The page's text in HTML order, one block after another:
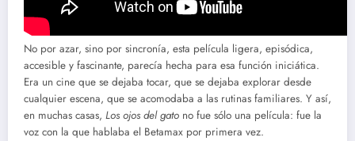
No por azar, sino por sincronía, esta película ligera, episódica,
accesible y fascinante, parecía hecha para esa función iniciática.
Era un cine que se dejaba tocar, que se dejaba explorar desde
cualquier escena, que se acomodaba a las rutinas familiares. Y así,
en muchas casas, Los ojos del gato no fue sólo una película: fue la
voz con la que hablaba el Betamax por primera vez.